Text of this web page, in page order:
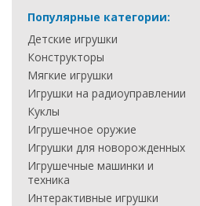
Популярные категории:
Детские игрушки
Конструкторы
Мягкие игрушки
Игрушки на радиоуправлении
Куклы
Игрушечное оружие
Игрушки для новорожденных
Игрушечные машинки и
техника
Интерактивные игрушки